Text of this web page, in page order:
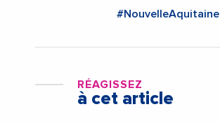
#NouvelleAquitaine
RÉAGISSEZ
à cet article